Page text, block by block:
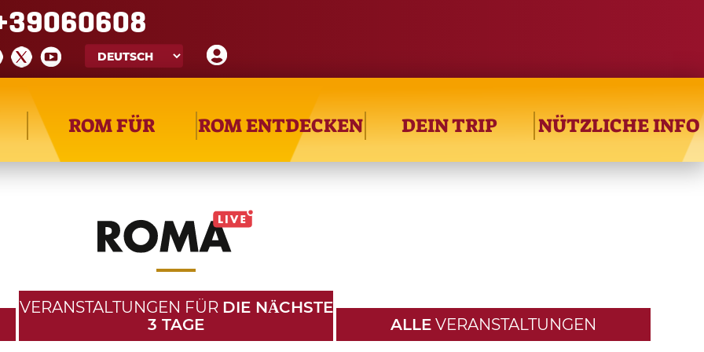
ROM FÜR ROM ENTDECKEN DEIN TRIP NÜTZLICHE INFO
VERANSTALTUNGEN FÜR DIE NӒCHSTE
3 TAGE
ALLE VERANSTALTUNGEN